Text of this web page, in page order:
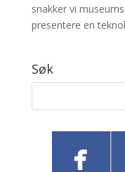
snakker vi
presentere en
Søk